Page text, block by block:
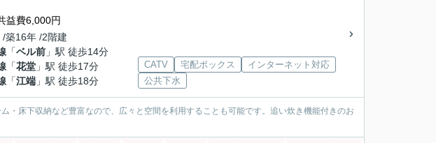
益費6,000円
築16年 /2階建
「ベル前 」駅 徒歩14分
「花堂 」駅 徒歩17分
「江端 」駅 徒歩18分
CATV 宅配ボックス
インターネット対応
公共下水
・床下収納など豊富なので、広々と空間を利用することも可能です。追い炊き機能付きのお